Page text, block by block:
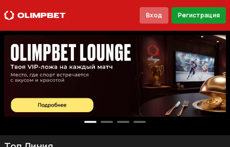
Вход Регистрация